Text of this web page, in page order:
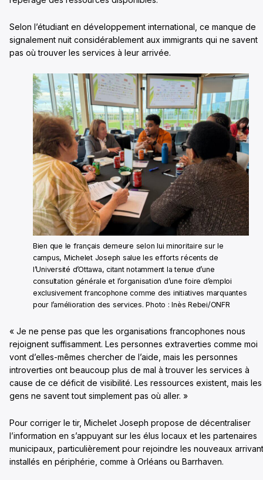
Selon l’étudiant en développement international, ce manque de
signalement nuit considérablement aux immigrants qui ne savent
pas où trouver les services à leur arrivée.
Bien que le français demeure selon lui minoritaire sur le
campus, Michelet Joseph salue les efforts récents de
l’Université d’Ottawa, citant notamment la tenue d’une
consultation générale et l’organisation d’une foire d’emploi
exclusivement francophone comme des initiatives marquantes
pour l’amélioration des services. Photo : Inès Rebei/ONFR
« Je ne pense pas que les organisations francophones nous
rejoignent suffisamment. Les personnes extraverties comme moi
vont d’elles-mêmes chercher de l’aide, mais les personnes
introverties ont beaucoup plus de mal à trouver les services à
cause de ce déficit de visibilité. Les ressources existent, mais les
gens ne savent tout simplement pas où aller. »
Pour corriger le tir, Michelet Joseph propose de décentraliser
l’information en s’appuyant sur les élus locaux et les partenaires
municipaux, particulièrement pour rejoindre les nouveaux
installés en périphérie, comme à Orléans ou Barrhaven.